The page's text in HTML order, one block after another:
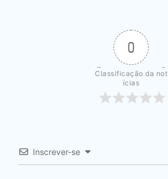
0
Classificação da not
ícias
Inscrever-se